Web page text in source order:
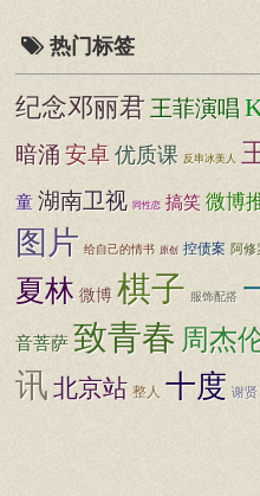
热门标签
纪念邓丽君 王菲演唱
暗涌安卓 优质课 反串冰美人
童 湖南卫视 同性恋 搞笑 微博
图片 给自己的情书 原创 控债案 阿修
夏林 微博 棋子 服饰配搭
音菩萨 致青春 周杰
讯北京站 整人 十度 谢贤